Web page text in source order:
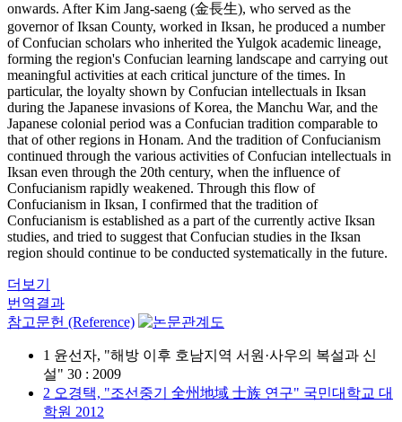
onwards. After Kim Jang-saeng (金長生), who served as the
governor of Iksan County, worked in Iksan, he produced a number
of Confucian scholars who inherited the Yulgok academic lineage,
forming the region's Confucian learning landscape and carrying out
meaningful activities at each critical juncture of the times. In
particular, the loyalty shown by Confucian intellectuals in Iksan
during the Japanese invasions of Korea, the Manchu War, and the
Japanese colonial period was a Confucian tradition comparable to
that of other regions in Honam. And the tradition of Confucianism
continued through the various activities of Confucian intellectuals in
Iksan even through the 20th century, when the influence of
Confucianism rapidly weakened. Through this flow of
Confucianism in Iksan, I confirmed that the tradition of
Confucianism is established as a part of the currently active Iksan
studies, and tried to suggest that Confucian studies in the Iksan
region should continue to be conducted systematically in the future.
더보기
번역결과
참고문헌 (Reference)
1 윤선자, "해방 이후 호남지역 서원·사우의 복설과 신
설" 30 : 2009
2 오경택, "조선중기 全州地域 士族 연구" 국민대학교 대
학원 2012